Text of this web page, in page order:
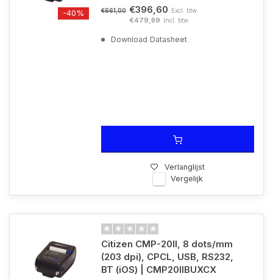
-40% €661,00 €396,60 Excl. btw
€479,89 Incl. btw
Download Datasheet
Verlanglijst
Vergelijk
Citizen CMP-20II, 8 dots/mm
(203 dpi), CPCL, USB, RS232,
BT (iOS) | CMP20IIBUXCX